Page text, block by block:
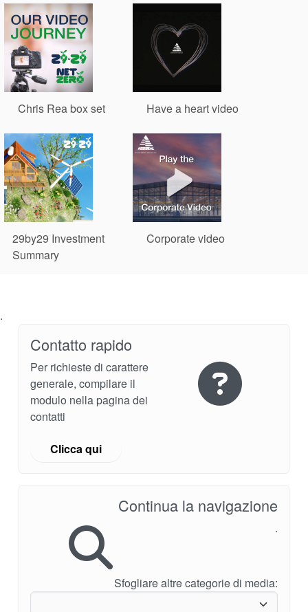
Accademia
brochure prodotto
Video
Chris Rea box set Have a heart video
29by29 Investment
Summary
Corporate video
.
Contatto rapido
Per richieste di carattere
generale, compilare il
modulo nella pagina dei
contatti
Clicca qui
Continua la navigazione
.
Sfogliare altre categorie di media: